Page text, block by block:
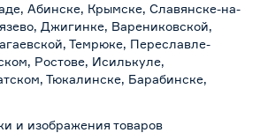
Абинске, Крымске, Славянске-на-
Джигинке, Варениковской,
Темрюке, Переславле-
Ростове, Исилькуле,
Тюкалинске, Барабинске,
и изображения товаров